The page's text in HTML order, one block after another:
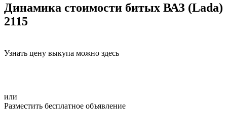
Динамика стоимости битых ВАЗ (Lada)
2115
Узнать цену выкупа можно здесь
или
Разместить бесплатное объявление